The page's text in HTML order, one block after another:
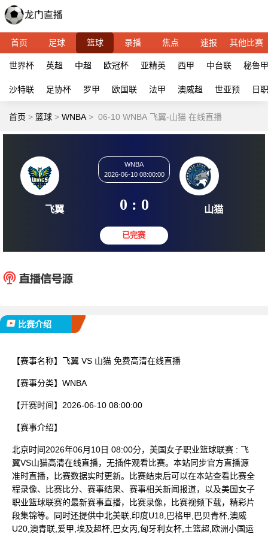
首页 足球 篮球 录播 焦点 速报 其他比赛
世界杯 英超 中超 欧冠杯 亚精英 西甲 中台联 秘鲁甲
沙特联 足协杯 罗甲 欧国联 法甲 澳威超 世亚预 日
首页 > 篮球 > WNBA > 06-10 WNBA 飞翼-山猫 在线直播
飞翼
2026-06-10 08:00:00
0 : 0 山
比赛介绍
【赛事名称】 飞翼 VS 山猫 免费高清在线直播
【赛事分类】 WNBA
【开赛时间】 2026-06-10 08:00:00
【赛事介绍】
北京时间2026年06月10日 08:00分，美国女子职业篮球联赛 : 飞
翼VS山猫高清在线直播，无插件观看比赛。本站同步官方直播源
准时直播，比赛数据实时更新。比赛结束后可以在本站查看比赛全
程录像、比赛比分、赛事结果、赛事相关新闻报道，以及美国女子
职业篮球联赛的最新赛事直播，比赛录像，比赛视频下载，精彩片
段集锦等。同时还提供中北美联,印度U18,巴格甲,巴贝青杯,澳威
U20,澳青联,爱甲,埃及超杯,巴女丙,匈牙利女杯,土篮超,欧洲小国运